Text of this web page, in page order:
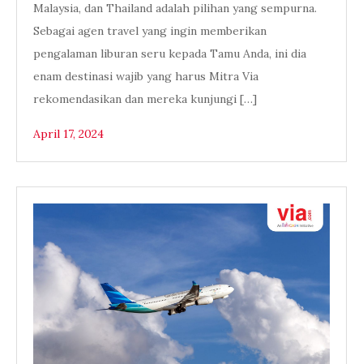
Malaysia, dan Thailand adalah pilihan yang sempurna.
Sebagai agen travel yang ingin memberikan
pengalaman liburan seru kepada Tamu Anda, ini dia
enam destinasi wajib yang harus Mitra Via
rekomendasikan dan mereka kunjungi […]
April 17, 2024